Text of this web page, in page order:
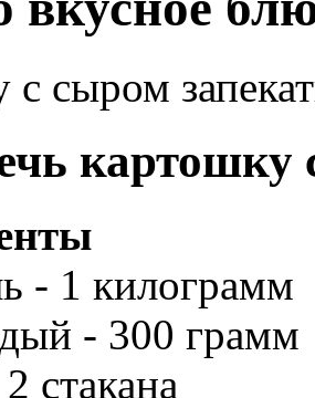
сыром
картошку
- 1 килограмм
- 300 грамм
стакана